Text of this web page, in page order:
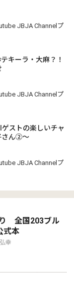
JBJA Channelプ
キーラ・大麻？！
JBJA Channelプ
ストの楽しいチャ
さん②～
JBJA Channelプ
全国203ブル
式本
幸